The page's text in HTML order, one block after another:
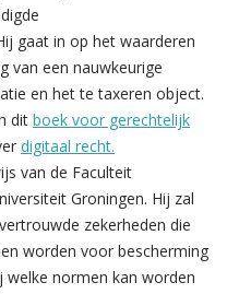
gaat in op het waarderen
van een nauwkeurige
en het te taxeren object.
dit boek voor gerechtelijk
digitaal recht.
van de Faculteit
Groningen. Hij zal
zekerheden die
worden voor bescherming
welke normen kan worden